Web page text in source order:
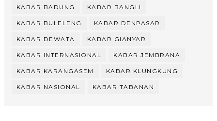
KABAR BADUNG KABAR BANGLI
KABAR BULELENG KABAR DENPASAR
KABAR DEWATA KABAR GIANYAR
KABAR INTERNASIONAL KABAR JEMBRANA
KABAR KARANGASEM KABAR KLUNGKUNG
KABAR NASIONAL KABAR TABANAN